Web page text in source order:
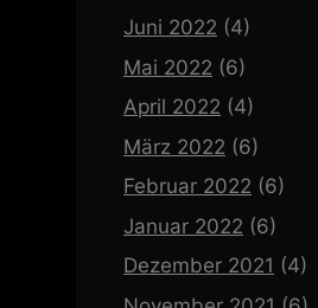
Juni 2022 (4)
Mai 2022 (6)
April 2022 (4)
März 2022 (6)
Februar 2022 (6)
Januar 2022 (6)
Dezember 2021 (4)